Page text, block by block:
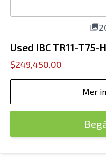
Used IBC TR11-
$249,450.00
Mer